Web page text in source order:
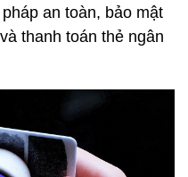
an toàn, bảo mật
thanh toán thẻ ngân